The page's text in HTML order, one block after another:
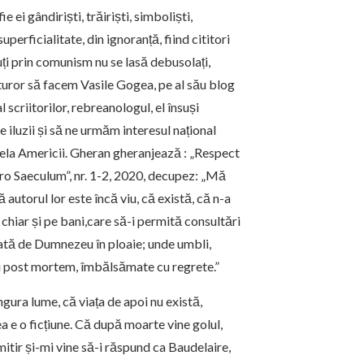
ei gândiriști, trăiriști, simboliști,
din ignoranță, fiind cititori
prin comunism nu se lasă debusolați,
să facem Vasile Gogea, pe al său blog
scriitorilor, rebreanologul, el însuși
iluzii și să ne urmăm interesul național
Americii. Gheran gheranjează : „Respect
Saeculum”, nr. 1-2, 2020, decupez: „Mă
autorul lor este încă viu, că există, că n-a
și pe bani,care să-i permită consultări
de Dumnezeu în ploaie; unde umbli,
mortem, îmbălsămate cu regrete.”
lume, că viața de apoi nu există,
o ficțiune. Că după moarte vine golul,
și-mi vine să-i răspund ca Baudelaire,